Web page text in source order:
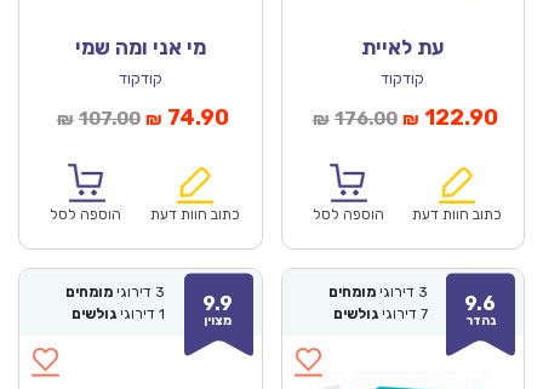
עת לאיית
קודקוד
₪ 176.00המחיר
₪176.00.
₪ 122.90
כתוב חוות דעת הוספה לסל
מי אני ומה שמי
קודקוד
₪ 107.00המחיר
היה:
₪107.00.
₪ 74.90המחיר
₪74.90.
כתוב חוות דעת הוספה לסל
9.6
נהדר
3 דירוגי מומחים
7 דירוגי גולשים 9.9
מצוין
3 דירוגי מומחים
1 דירוגי גולשים